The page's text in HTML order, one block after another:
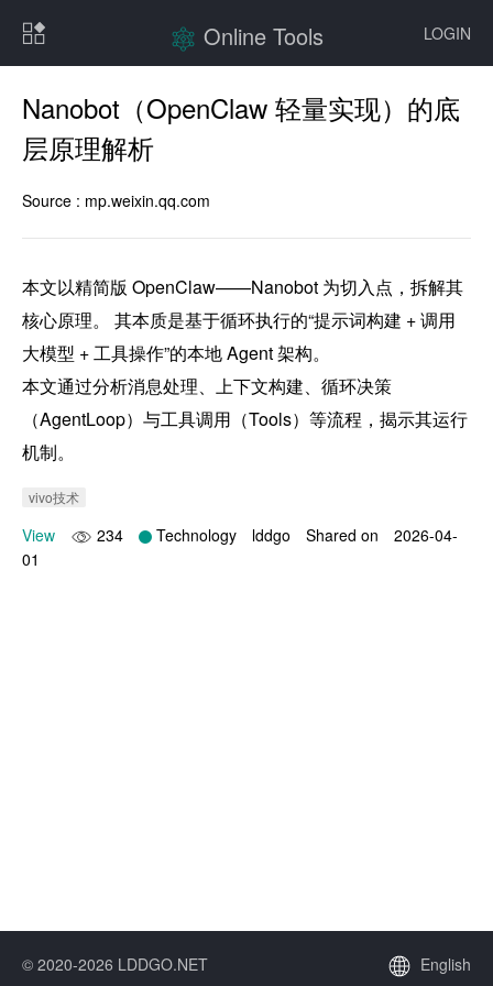
LOGIN
Online Tools
Nanobot（OpenClaw 轻量实现）的底
层原理解析
Source : mp.weixin.qq.com
本文以精简版 OpenClaw——Nanobot 为切入点，拆解其
核心原理。 其本质是基于循环执行的“提示词构建 + 调用
大模型 + 工具操作”的本地 Agent 架构。
本文通过分析消息处理、上下文构建、循环决策
（AgentLoop）与工具调用（Tools）等流程，揭示其运行
机制。
vivo技术
View 234 Technology lddgo Shared on
2026-04-
01
© 2020-2026 LDDGO.NET English